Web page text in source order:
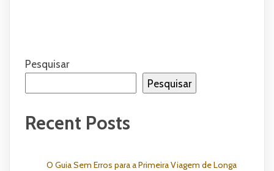
Pesquisar
Pesquisar
Recent Posts
O Guia Sem Erros para a Primeira Viagem de Longa